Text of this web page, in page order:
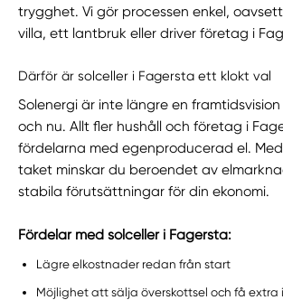
trygghet. Vi gör processen enkel,
villa, ett lantbruk eller driver företag i
Därför är solceller i Fagersta ett klokt val
Solenergi är inte längre en
och nu. Allt fler hushåll och företag i
fördelarna med egenproducerad el.
taket minskar du beroendet av
stabila förutsättningar för din ekonomi.
Fördelar med solceller i Fagersta:
Lägre elkostnader redan från start
Möjlighet att sälja överskottsel och få extra